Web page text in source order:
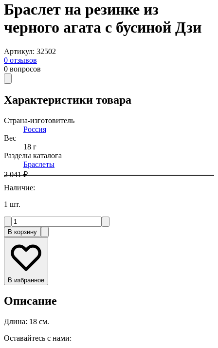
Браслет на резинке из
черного агата с бусиной Дзи
Артикул: 32502
0 отзывов
0 вопросов
Характеристики товара
Страна-изготовитель
Россия
Вес
18 г
Разделы каталога
Браслеты
2 041 ₽
Наличие:
1 шт.
В корзину
В избранное
Описание
Длина: 18 см.
Оставайтесь с нами: